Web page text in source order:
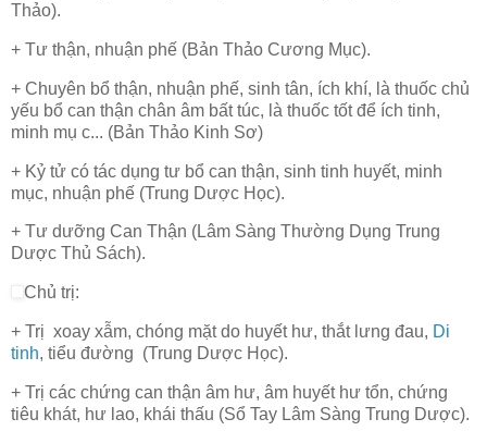
Thảo).
+ Tư thận, nhuận phế (Bản Thảo Cương Mục).
+ Chuyên bổ thận, nhuận phế, sinh tân, ích khí, là thuốc chủ
yếu bổ can thận chân âm bất túc, là thuốc tốt để ích tinh,
minh mụ c... (Bản Thảo Kinh Sơ)
+ Kỷ tử có tác dụng tư bổ can thận, sinh tinh huyết, minh
mục, nhuận phế (Trung Dược Học).
+ Tư dưỡng Can Thận (Lâm Sàng Thường Dụng Trung
Dược Thủ Sách).
Chủ trị:
+ Trị xoay xẫm, chóng mặt do huyết hư, thắt lưng đau, Di
tinh, tiểu đường (Trung Dược Học).
+ Trị các chứng can thận âm hư, âm huyết hư tổn, chứng
tiêu khát, hư lao, khái thấu (Sổ Tay Lâm Sàng Trung Dược).